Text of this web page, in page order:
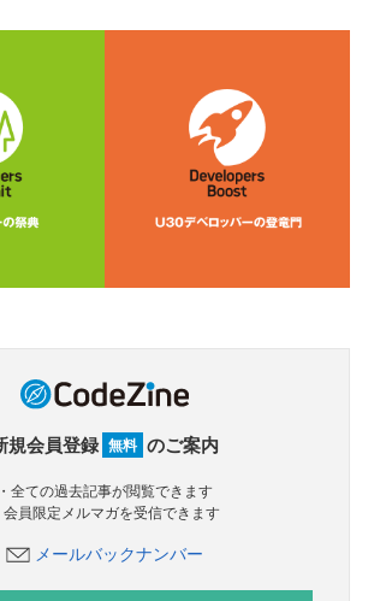
規会員登録 無料 のご案内
・全ての過去記事が閲覧できます
会員限定メルマガを受信できます
メールバックナンバー